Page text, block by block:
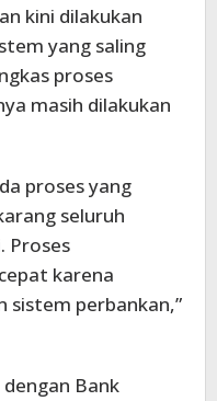
kini dilakukan
yang saling
proses
masih dilakukan
proses yang
seluruh
Proses
karena
sistem perbankan,”
Bank